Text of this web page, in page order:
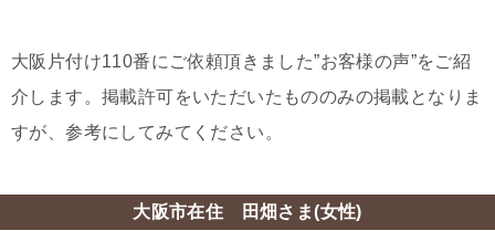
大阪片付け110番にご依頼頂きました”お客様の声”をご紹
介します。掲載許可をいただいたもののみの掲載となりま
すが、参考にしてみてください。
大阪市在住 田畑さま(女性)